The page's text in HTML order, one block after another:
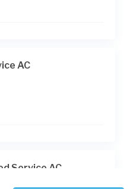
AC
Service AC